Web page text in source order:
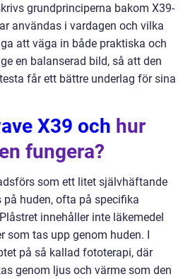
grundprinciperna bakom X39-
användas i vardagen och vilka
att väga in både praktiska och
en balanserad bild, så att den
får ett bättre underlag för sina
X39 och hur
fungera?
som ett litet självhäftande
på huden, ofta på specifika
innehåller inte läkemedel
som tas upp genom huden. I
på så kallad fototerapi, där
genom ljus och värme som den